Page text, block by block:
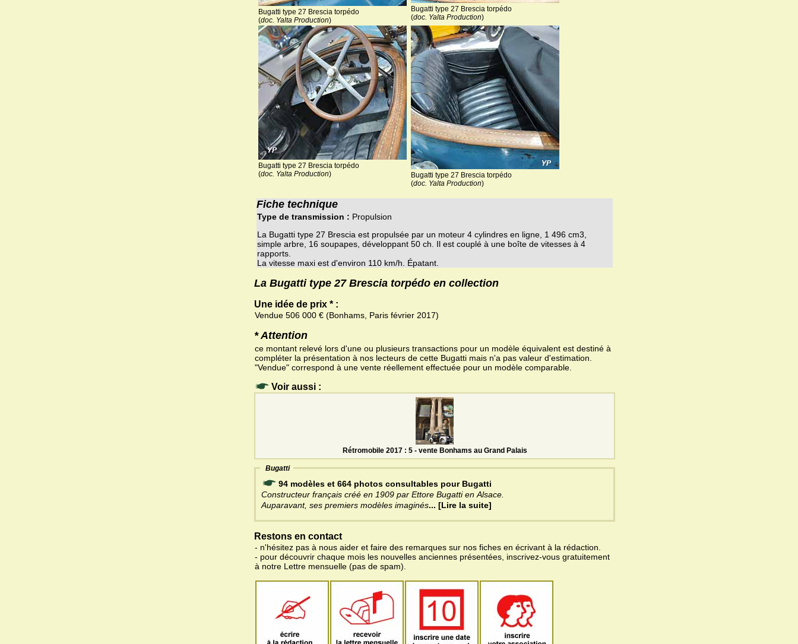
Bugatti type 27 Brescia torpédo
(doc. Yalta Production)
Bugatti type 27 Brescia torpédo
(doc. Yalta Production)
Bugatti type 27 Brescia torpédo
(doc. Yalta Production)
Bugatti type 27 Brescia torpédo
(doc. Yalta Production)
Fiche technique
Type de transmission : Propulsion
La Bugatti type 27 Brescia est propulsée par un moteur 4 cylindres en ligne, 1 496 cm3,
simple arbre, 16 soupapes, développant 50 ch. Il est couplé à une boîte de vitesses à 4
rapports.
La vitesse maxi est d'environ 110 km/h. Épatant.
La Bugatti type 27 Brescia torpédo en collection
Une idée de prix * :
Vendue 506 000 € (Bonhams, Paris février 2017)
* Attention
ce montant relevé lors d'une ou plusieurs transactions pour un modèle équivalent est destiné à
compléter la présentation à nos lecteurs de cette Bugatti mais n'a pas valeur d'estimation.
"Vendue" correspond à une vente réellement effectuée pour un modèle comparable.
Voir aussi :
Rétromobile 2017 : 5 - vente Bonhams au Grand Palais
Bugatti
94 modèles et 664 photos consultables pour Bugatti
Constructeur français créé en 1909 par Ettore Bugatti en Alsace.
Auparavant, ses premiers modèles imaginés... [Lire la suite]
Restons en contact
- n'hésitez pas à nous aider et faire des remarques sur nos fiches en écrivant à la rédaction.
- pour découvrir chaque mois les nouvelles anciennes présentées, inscrivez-vous gratuitement
à notre Lettre mensuelle (pas de spam).